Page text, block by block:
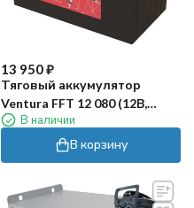
13 950₽
Тяговый аккумулятор
Ventura FFT 12 080 (12В,
80Ач, WET)
В наличии
В корзину